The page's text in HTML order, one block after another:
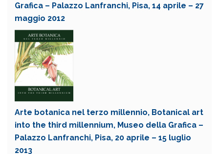
Grafica – Palazzo Lanfranchi, Pisa, 14 aprile – 27
maggio 2012
Arte botanica nel terzo millennio, Botanical art
into the third millennium, Museo della Grafica –
Palazzo Lanfranchi, Pisa, 20 aprile – 15 luglio
2013